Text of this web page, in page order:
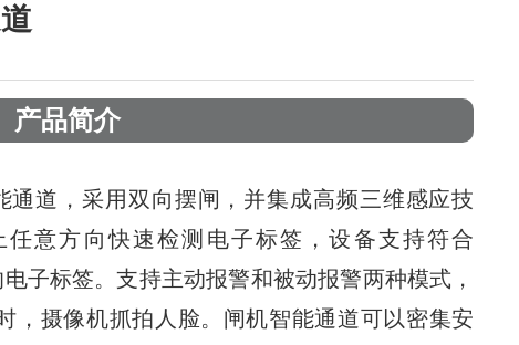
产品简介
通道，采用双向摆闸，并集成高频三维感应技
意方向快速检测电子标签，设备支持符合
子标签。支持主动报警和被动报警两种模式，
，摄像机抓拍人脸。闸机智能通道可以密集安